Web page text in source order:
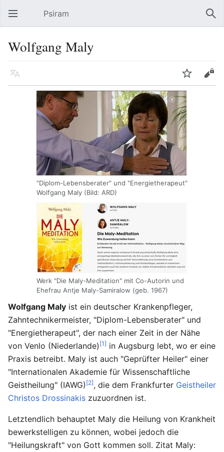
Hauptmenü öffnen Psiram
Wolfgang Maly
Sprache Beobachten Bearbeiten
"Diplom-Lebensberater" und "Energietherapeut"
Wolfgang Maly (Bild: ARD)
Werk "Die Maly-Meditation" mit Co-Autorin und
Ehefrau Antje Maly-Samiralow (geb. 1967)
Wolfgang Maly ist ein deutscher Krankenpfleger,
Zahntechnikermeister, "Diplom-Lebensberater" und
"Energietherapeut", der nach einer Zeit in der Nähe
von Venlo (Niederlande) [1] in Augsburg lebt, wo er eine
Praxis betreibt. Maly ist auch "Geprüfter Heiler" einer
"Internationalen Akademie für Wissenschaftliche
Geistheilung" (IAWG) [2], die dem Frankfurter Geistheiler
Christos Drossinakis zuzuordnen ist.
Letztendlich behauptet Maly die Heilung von Krankheit
bewerkstelligen zu können, wobei jedoch die
"Heilungskraft" von Gott kommen soll. Zitat Maly: